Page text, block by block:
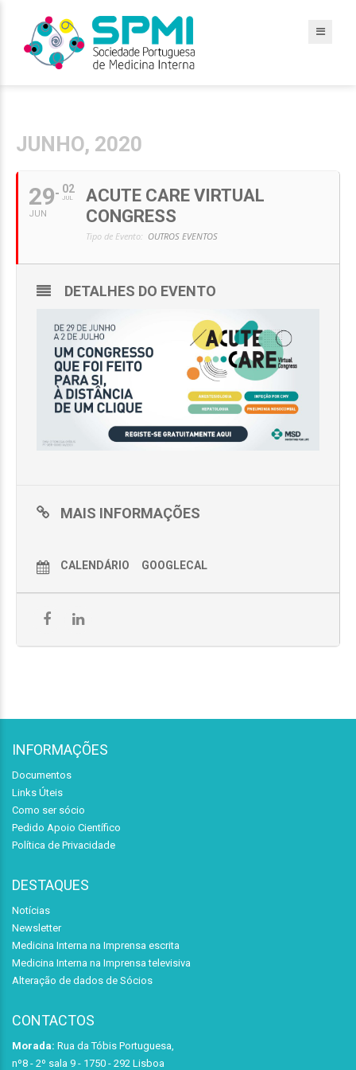
JUNHO, 2020
29
JUN
02
JUL
ACUTE CARE VIRTUAL
CONGRESS
Tipo de Evento: OUTROS EVENTOS
DETALHES DO EVENTO
MAIS INFORMAÇÕES
CALENDÁRIO GOOGLECAL
INFORMAÇÕES
Documentos
Links Úteis
Como ser sócio
Pedido Apoio Científico
Política de Privacidade
DESTAQUES
Notícias
Newsletter
Medicina Interna na Imprensa escrita
Medicina Interna na Imprensa televisiva
Alteração de dados de Sócios
CONTACTOS
Morada: Rua da Tóbis Portuguesa,
nº8 - 2º sala 9 - 1750 - 292 Lisboa